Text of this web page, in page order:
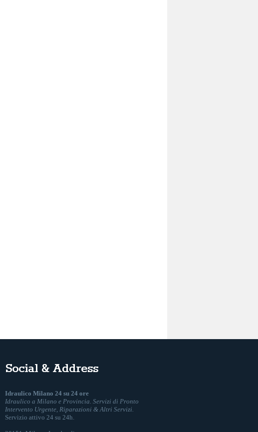
Social & Address
Idraulico Milano 24 su 24 ore
Idraulico a Milano e Provincia. Servizi di Pronto
Intervento Urgente, Riparazioni & Altri Servizi.
Servizio attivo 24 su 24h